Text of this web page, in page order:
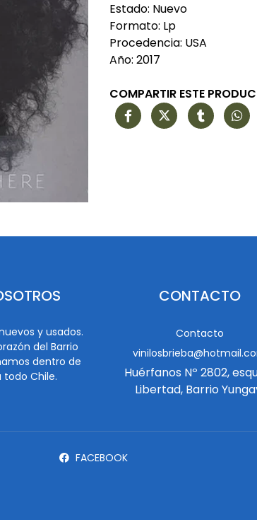
Estado: Nuevo
Formato: Lp
Procedencia: USA
Año: 2017
COMPARTIR ESTE
y usados.
del Barrio
dentro de
todo Chile.
CONTACTO
Contacto
Huérfanos Nº 2802,
Libertad, Barrio
FACEBOOK